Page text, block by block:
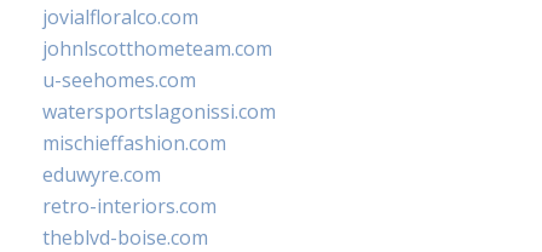
jovialfloralco.com
johnlscotthometeam.com
u-seehomes.com
watersportslagonissi.com
mischieffashion.com
eduwyre.com
retro-interiors.com
theblvd-boise.com